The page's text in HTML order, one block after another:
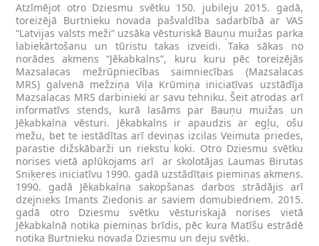
Atzīmējot otro Dziesmu svētku 150. jubileju 2015. gadā,
toreizējā Burtnieku novada pašvaldība sadarbībā ar VAS
“Latvijas valsts meži” uzsāka vēsturiskā Bauņu muižas parka
labiekārtošanu un tūristu takas izveidi. Taka sākas no
norādes akmens “Jēkabkalns”, kuru kuru pēc toreizējās
Mazsalacas mežrūpniecības saimniecības (Mazsalacas
MRS) galvenā mežziņa Viļa Krūmiņa iniciatīvas uzstādīja
Mazsalacas MRS darbinieki ar savu tehniku. Šeit atrodas arī
informatīvs stends, kurā lasāms par Bauņu muižas un
Jēkabkalna vēsturi. Jēkabkalns ir apaudzis ar egļu, оšu
mežu, bet te iestādītas arī deviņas izcilas Veimuta priedes,
parastie dižskābarži un riekstu koki. Otro Dziesmu svētku
norises vietā aplūkojams arī ar skolotājas Laumas Birutas
Sniķeres iniciatīvu 1990. gadā uzstādītais piemiņas akmens.
1990. gadā Jēkabkalna sakopšanas darbos strādājis arī
dzejnieks Imants Ziedonis ar saviem domubiedriem. 2015.
gadā otro Dziesmu svētku vēsturiskajā norises vietā
Jēkabkalnā notika piemiņas brīdis, pēc kura Matīšu estrādē
notika Burtnieku novada Dziesmu un deju svētki.